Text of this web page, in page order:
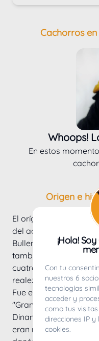
Cachorros
Whoops!
En estos
Origen e
El orígen del Gran
del actual Gran
Bullenbeisser (atrapa
también a los Hatz y
cuatro siglos de
realeza como perros
Fue el Conde de
"Gran Danés"
Dinamarca, donde
eran más delgados.
¡Hola!
Con tu
nuestros 6
tecnologías
acceder y
como tus
direcciones IP
cookies.